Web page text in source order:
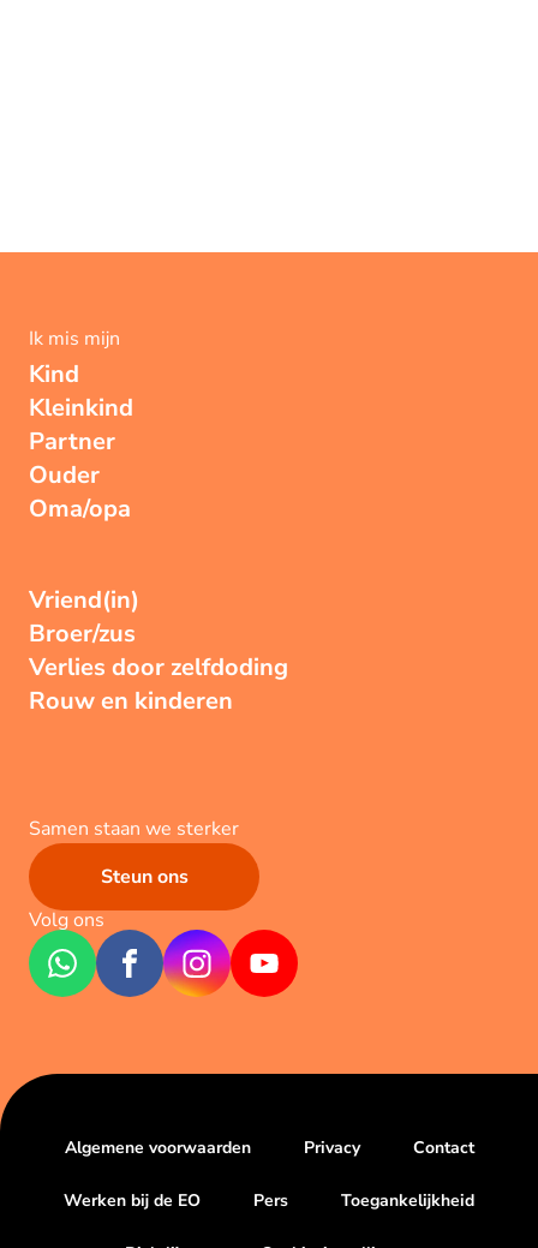
Ik mis mijn
Kind
Kleinkind
Partner
Ouder
Oma/opa
Vriend(in)
Broer/zus
Verlies door zelfdoding
Rouw en kinderen
Samen staan we sterker
Steun ons
Volg ons
Algemene voorwaarden Privacy Contact
Werken bij de EO Pers Toegankelijkheid